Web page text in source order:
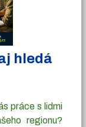
hledá
práce s lidmi
regionu?